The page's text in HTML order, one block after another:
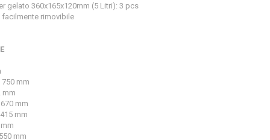
gelato 360x165x120mm (5 Litri): 3 pcs
rimovibile
750 mm
mm
mm
mm
mm